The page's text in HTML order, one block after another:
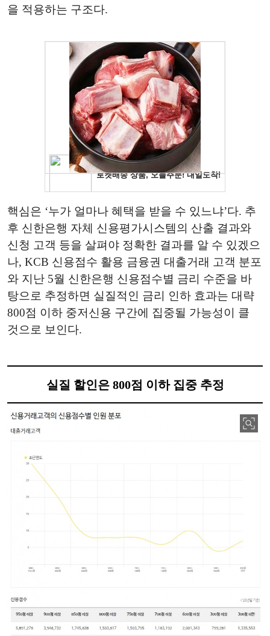
을 적용하는 구조다.
핵심은 ‘누가 얼마나 혜택을 받을 수 있느냐’다. 추
후 신한은행 자체 신용평가시스템의 산출 결과와
신청 고객 등을 살펴야 정확한 결과를 알 수 있겠으
나, KCB 신용점수 활용 금융권 대출거래 고객 분포
와 지난 5월 신한은행 신용점수별 금리 수준을 바
탕으로 추정하면 실질적인 금리 인하 효과는 대략
800점 이하 중저신용 구간에 집중될 가능성이 클
것으로 보인다.
실질 할인은 800점 이하 집중 추정